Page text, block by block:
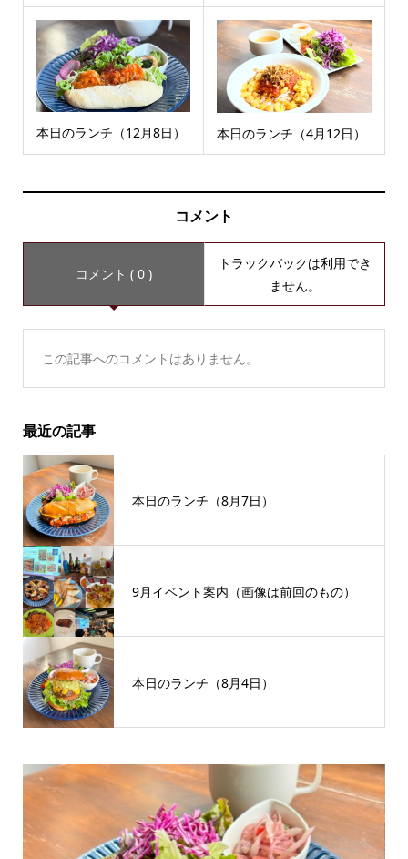
本日のランチ（12月8日） 本日のランチ（4月12日）
コメント
コメント ( 0 )
トラックバックは利用でき
ません。
この記事へのコメントはありません。
最近の記事
本日のランチ（8月7日）
9月イベント案内（画像は前回のもの）
本日のランチ（8月4日）